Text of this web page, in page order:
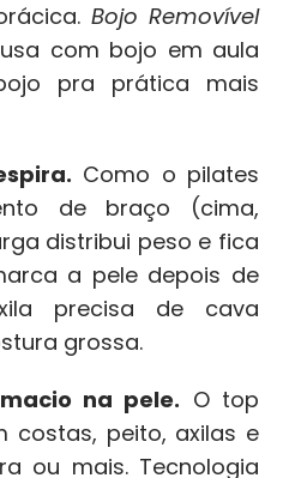
Bojo Removível
com bojo em aula
pra prática mais
Como o pilates
de braço (cima,
distribui peso e fica
a pele depois de
precisa de cava
grossa.
na pele. O top
peito, axilas e